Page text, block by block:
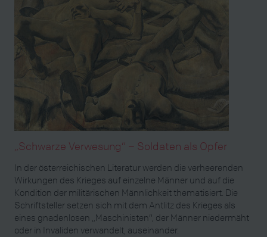
„Schwarze Verwesung“ – Soldaten als Opfer
In der österreichischen Literatur werden die verheerenden
Wirkungen des Krieges auf einzelne Männer und auf die
Kondition der militärischen Männlichkeit thematisiert. Die
Schriftsteller setzen sich mit dem Antlitz des Krieges als
eines gnadenlosen „Maschinisten“, der Männer niedermäht
oder in Invaliden verwandelt, auseinander.